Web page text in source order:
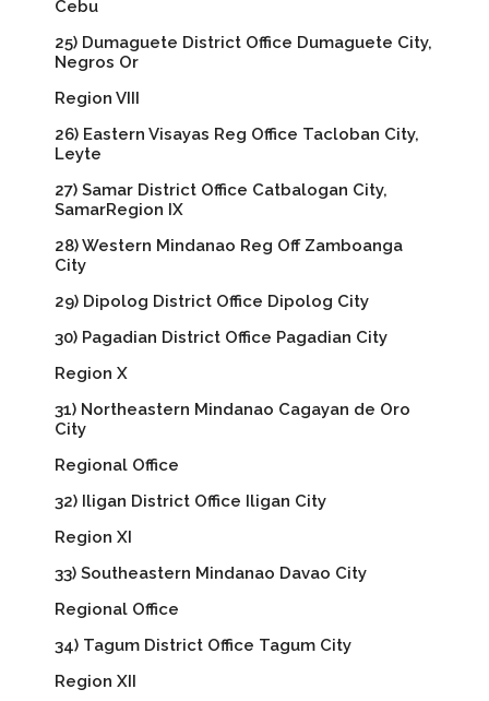
Cebu
25) Dumaguete District Office Dumaguete City,
Negros Or
Region VIII
26) Eastern Visayas Reg Office Tacloban City,
Leyte
27) Samar District Office Catbalogan City,
SamarRegion IX
28) Western Mindanao Reg Off Zamboanga
City
29) Dipolog District Office Dipolog City
30) Pagadian District Office Pagadian City
Region X
31) Northeastern Mindanao Cagayan de Oro
City
Regional Office
32) Iligan District Office Iligan City
Region XI
33) Southeastern Mindanao Davao City
Regional Office
34) Tagum District Office Tagum City
Region XII